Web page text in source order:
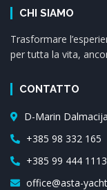
CHI SIAMO
Trasformare
per tutta la vita,
CONTATTO
D-Marin
+385 98 332 165
+385 99 444 1113
office@asta-